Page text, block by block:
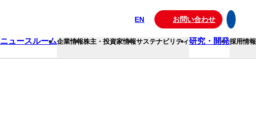
EN お問い合わせ
ニュースルーム企業情報株主・投資家情報サステナビリティ研究・開発採用情報